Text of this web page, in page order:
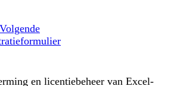
Volgende
en licentiebeheer van Excel-